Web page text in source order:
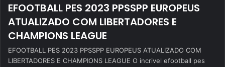
EFOOTBALL PES 2023 PPSSPP EUROPEUS
ATUALIZADO COM LIBERTADORES E
CHAMPIONS LEAGUE
EFOOTBALL PES 2023 PPSSPP EUROPEUS ATUALIZADO COM
LIBERTADORES E CHAMPIONS LEAGUE O incrivel efootball pes